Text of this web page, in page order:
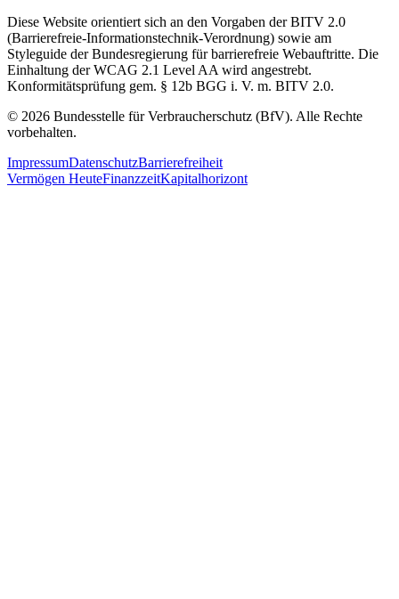
Diese Website orientiert sich an den Vorgaben der BITV 2.0
(Barrierefreie-Informationstechnik-Verordnung) sowie am
Styleguide der Bundesregierung für barrierefreie Webauftritte. Die
Einhaltung der WCAG 2.1 Level AA wird angestrebt.
Konformitätsprüfung gem. § 12b BGG i. V. m. BITV 2.0.
© 2026 Bundesstelle für Verbraucherschutz (BfV). Alle Rechte
vorbehalten.
ImpressumDatenschutzBarrierefreiheit
Vermögen HeuteFinanzzeitKapitalhorizont